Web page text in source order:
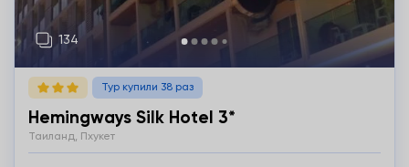
Тур купили 38 раз
Hemingways Silk Hotel 3*
Таиланд, Пхукет